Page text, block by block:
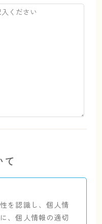
て
を認識し、個人情
、個人情報の適切